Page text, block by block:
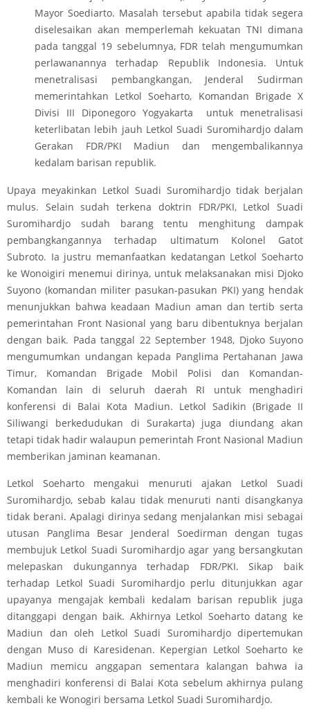
Mayor Soediarto. Masalah tersebut apabila tidak segera
diselesaikan akan memperlemah kekuatan TNI dimana
pada tanggal 19 sebelumnya, FDR telah mengumumkan
perlawanannya terhadap Republik Indonesia. Untuk
menetralisasi pembangkangan, Jenderal Sudirman
memerintahkan Letkol Soeharto, Komandan Brigade X
Divisi III Diponegoro Yogyakarta untuk menetralisasi
keterlibatan lebih jauh Letkol Suadi Suromihardjo dalam
Gerakan FDR/PKI Madiun dan mengembalikannya
kedalam barisan republik.
Upaya meyakinkan Letkol Suadi Suromihardjo tidak berjalan
mulus. Selain sudah terkena doktrin FDR/PKI, Letkol Suadi
Suromihardjo sudah barang tentu menghitung dampak
pembangkangannya terhadap ultimatum Kolonel Gatot
Subroto. Ia justru memanfaatkan kedatangan Letkol Soeharto
ke Wonoigiri menemui dirinya, untuk melaksanakan misi Djoko
Suyono (komandan militer pasukan-pasukan PKI) yang hendak
menunjukkan bahwa keadaan Madiun aman dan tertib serta
pemerintahan Front Nasional yang baru dibentuknya berjalan
dengan baik. Pada tanggal 22 September 1948, Djoko Suyono
mengumumkan undangan kepada Panglima Pertahanan Jawa
Timur, Komandan Brigade Mobil Polisi dan Komandan-
Komandan lain di seluruh daerah RI untuk menghadiri
konferensi di Balai Kota Madiun. Letkol Sadikin (Brigade II
Siliwangi berkedudukan di Surakarta) juga diundang akan
tetapi tidak hadir walaupun pemerintah Front Nasional Madiun
memberikan jaminan keamanan.
Letkol Soeharto mengakui menuruti ajakan Letkol Suadi
Suromihardjo, sebab kalau tidak menuruti nanti disangkanya
tidak berani. Apalagi dirinya sedang menjalankan misi sebagai
utusan Panglima Besar Jenderal Soedirman dengan tugas
membujuk Letkol Suadi Suromihardjo agar yang bersangkutan
melepaskan dukungannya terhadap FDR/PKI. Sikap baik
terhadap Letkol Suadi Suromihardjo perlu ditunjukkan agar
upayanya mengajak kembali kedalam barisan republik juga
ditanggapi dengan baik. Akhirnya Letkol Soeharto datang ke
Madiun dan oleh Letkol Suadi Suromihardjo dipertemukan
dengan Muso di Karesidenan. Kepergian Letkol Soeharto ke
Madiun memicu anggapan sementara kalangan bahwa ia
menghadiri konferensi di Balai Kota sebelum akhirnya pulang
kembali ke Wonogiri bersama Letkol Suadi Suromihardjo.